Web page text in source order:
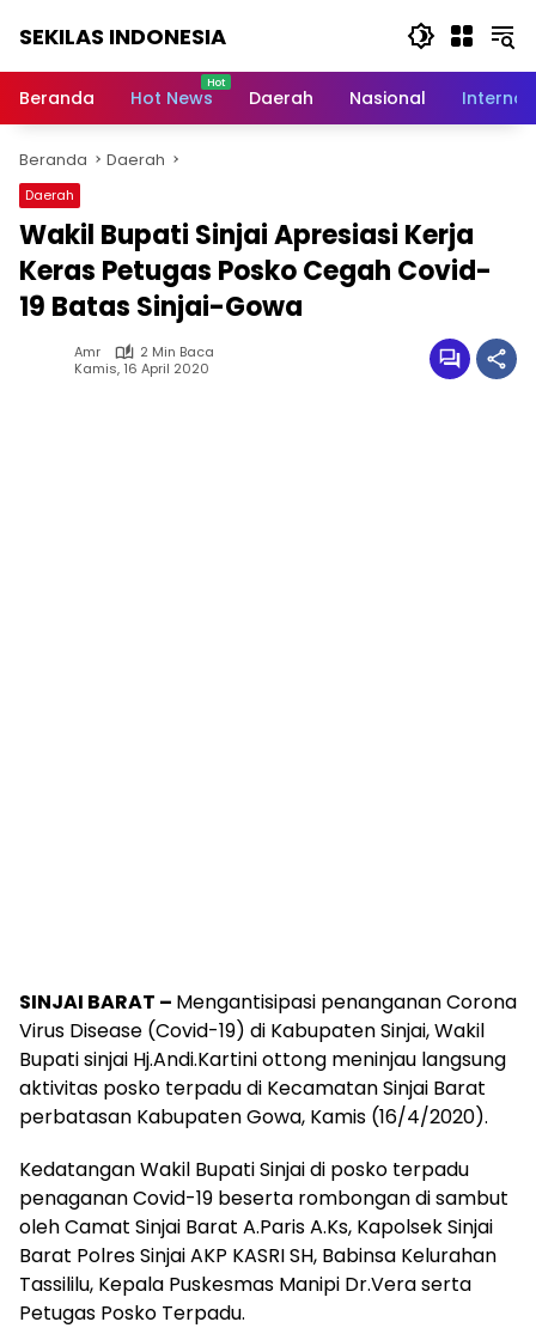
SEKILAS INDONESIA
Terkini,
Latest
World,
Headlines,
News
Today
Beranda Hot News Daerah Nasional
Beranda Daerah
Daerah
Wakil Bupati Sinjai Apresiasi Kerja
Keras Petugas Posko Cegah Covid-
19 Batas Sinjai-Gowa
Amr
2 Min Baca
Kamis, 16 April 2020
SINJAI BARAT – Mengantisipasi penanganan Corona
Virus Disease (Covid-19) di Kabupaten Sinjai, Wakil
Bupati sinjai Hj.Andi.Kartini ottong meninjau langsung
aktivitas posko terpadu di Kecamatan Sinjai Barat
perbatasan Kabupaten Gowa, Kamis (16/4/2020).
Kedatangan Wakil Bupati Sinjai di posko terpadu
penaganan Covid-19 beserta rombongan di sambut
oleh Camat Sinjai Barat A.Paris A.Ks, Kapolsek Sinjai
Barat Polres Sinjai AKP KASRI SH, Babinsa Kelurahan
Tassililu, Kepala Puskesmas Manipi Dr.Vera serta
Petugas Posko Terpadu.